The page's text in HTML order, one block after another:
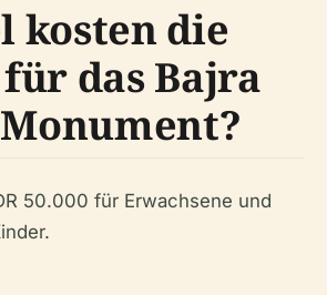
kosten die
das Bajra
50.000 für Erwachsene und